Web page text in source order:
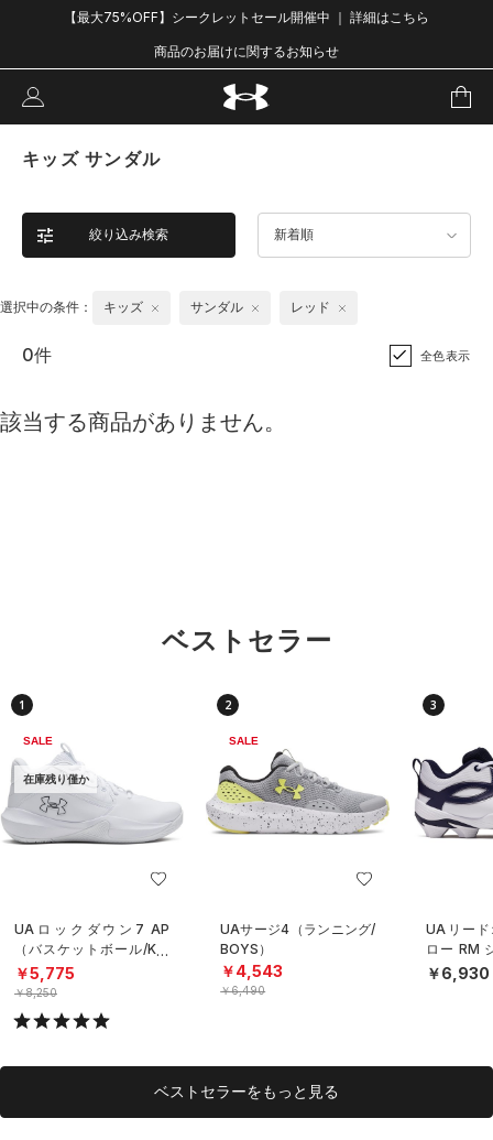
【最大75%OFF】シークレットセール開催中 ｜ 詳細はこちら
商品のお届けに関するお知らせ
キッズ サンダル
絞り込み検索 新着順
選択中の条件： キッズ サンダル レッド
0件 全色表示
該当する商品がありません。
ベストセラー
1
SALE
在庫残り僅か
UAロックダウン7 AP
（バスケットボール/KID
S）
￥5,775
￥8,250
2
SALE
UAサージ4（ランニング/
BOYS）
￥4,543
￥6,490
3
UAリー
ロー RM
スボール/
￥6,930
ベストセラーをもっと見る